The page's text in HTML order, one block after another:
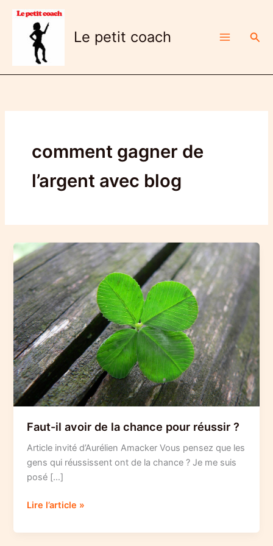
Aller
contenu
Le petit coach
comment gagner de
l’argent avec blog
Faut-il avoir de la chance pour réussir ?
Article invité d’Aurélien Amacker Vous pensez que les
gens qui réussissent ont de la chance ? Je me suis
posé […]
Faut-
avoir
Lire l’article »